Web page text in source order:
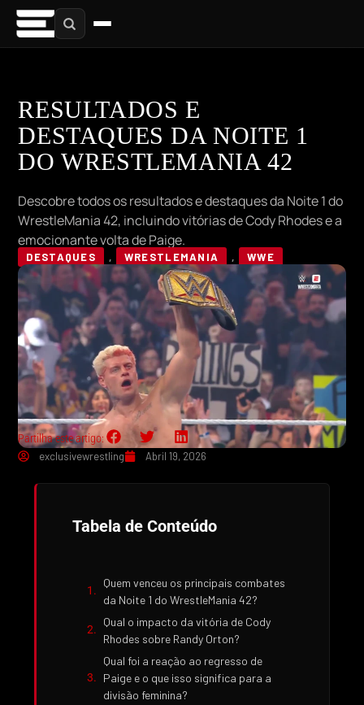
RESULTADOS E
DESTAQUES DA NOITE 1
DO WRESTLEMANIA 42
Descobre todos os resultados e destaques da Noite 1 do
WrestleMania 42, incluindo vitórias de Cody Rhodes e a
emocionante volta de Paige.
DESTAQUES , WRESTLEMANIA , WWE
Partilha este artigo:
exclusivewrestling
Abril 19, 2026
Tabela de Conteúdo
Quem venceu os principais combates
da Noite 1 do WrestleMania 42?
Qual o impacto da vitória de Cody
Rhodes sobre Randy Orton?
Qual foi a reação ao regresso de
Paige e o que isso significa para a
divisão feminina?